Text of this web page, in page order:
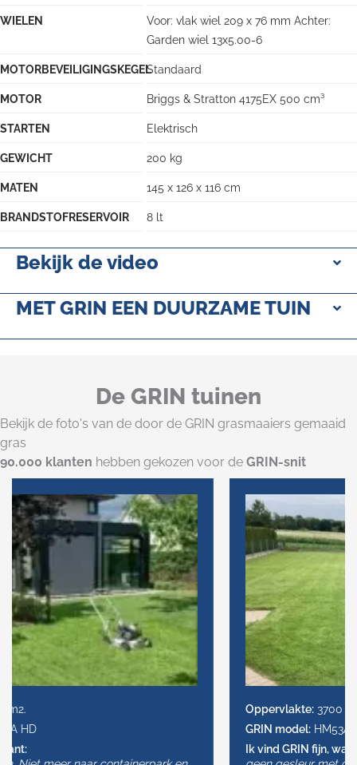
WIELEN
Voor: vlak wiel 209 x 76 mm Achter:
Garden wiel 13x5.00-6
MOTORBEVEILIGINGSKEGELStandaard
MOTOR Briggs & Stratton 4175EX 500 cm³
STARTEN Elektrisch
GEWICHT 200 kg
MATEN 145 x 126 x 116 cm
BRANDSTOFRESERVOIR 8 lt
Bekijk de video
MET GRIN EEN DUURZAME TUIN
De GRIN tuinen
Bekijk de foto's van de door de GRIN grasmaaiers gemaaid
gras
90.000 klanten hebben gekozen voor de GRIN-snit
GRIN model: